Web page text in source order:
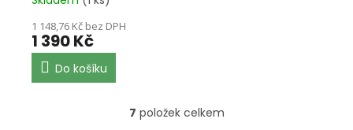
1 148,76 Kč bez DPH
1 390 Kč
Do košíku
O
7 položek celkem